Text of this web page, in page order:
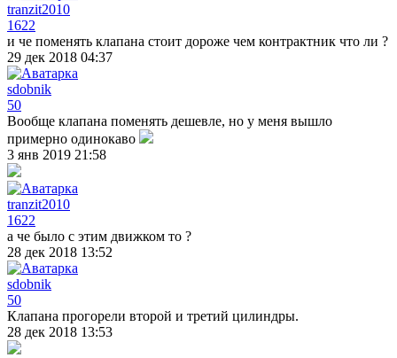
tranzit2010
1622
и че поменять клапана стоит дороже чем контрактник что ли ?
29 дек 2018 04:37
sdobnik
50
Вообще клапана поменять дешевле, но у меня вышло
примерно одинокаво
3 янв 2019 21:58
tranzit2010
1622
а че было с этим движком то ?
28 дек 2018 13:52
sdobnik
50
Клапана прогорели второй и третий цилиндры.
28 дек 2018 13:53